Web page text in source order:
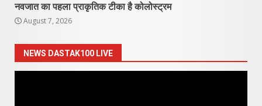
नवजात का पहला प्राकृतिक टीका है कोलोस्ट्रम
August 7, 2026
NEWS DASTAK100 LIVE